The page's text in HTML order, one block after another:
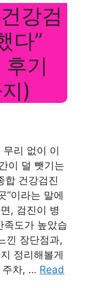
강검
다”
기
)
리 없이 이
이 덜 뺏기는
합 건강검진
”이라는 말에
, 검진이 병
족도가 높았습
낀 장단점과,
정리해볼게
주차, … Read